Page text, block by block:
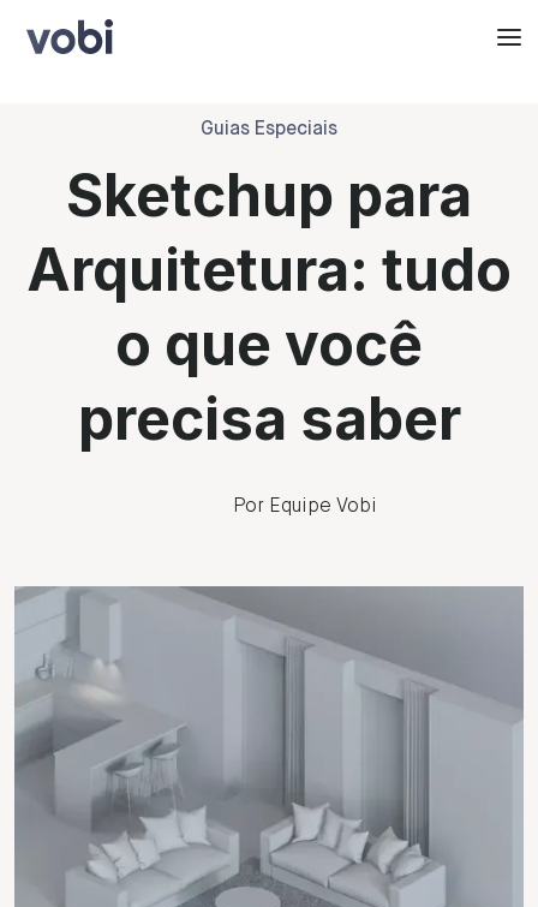
Guias Especiais
Sketchup para
Arquitetura: tudo
o que você
precisa saber
Por Equipe Vobi